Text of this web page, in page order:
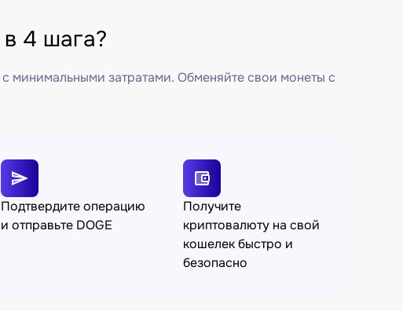
в 4 шага?
минимальными затратами. Обменяйте свои монеты с
Подтвердите операцию
и отправьте DOGE
Получите
криптовалюту на свой
кошелек быстро и
безопасно